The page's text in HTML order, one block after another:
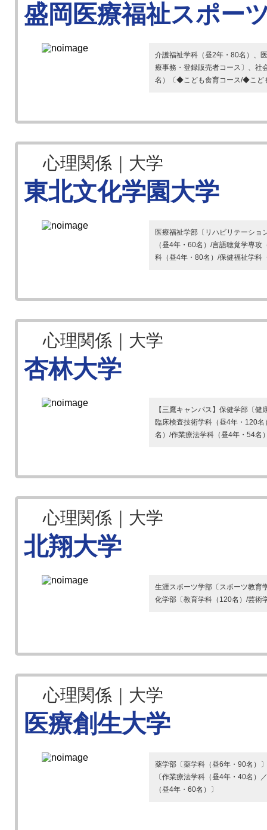
盛岡医療福祉スポー
介護福祉学科（昼2年・80名）、
療事務・登録販売者コース〕、社
名）〔◆こども食育コース/◆こど
心理関係｜大学
東北文化学園大学
医療福祉学部〔リハビリテーショ
（昼4年・60名）/言語聴覚学専
科（昼4年・80名）/保健福祉学科
心理関係｜大学
杏林大学
【三鷹キャンパス】保健学部〔
臨床検査技術学科（昼4年・120
名）/作業療法学科（昼4年・54名
心理関係｜大学
北翔大学
生涯スポーツ学部〔スポーツ教育
化学部〔教育学科（120名）/芸術
心理関係｜大学
医療創生大学
薬学部〔薬学科（昼6年・90名）
〔作業療法学科（昼4年・40名）
（昼4年・60名）〕